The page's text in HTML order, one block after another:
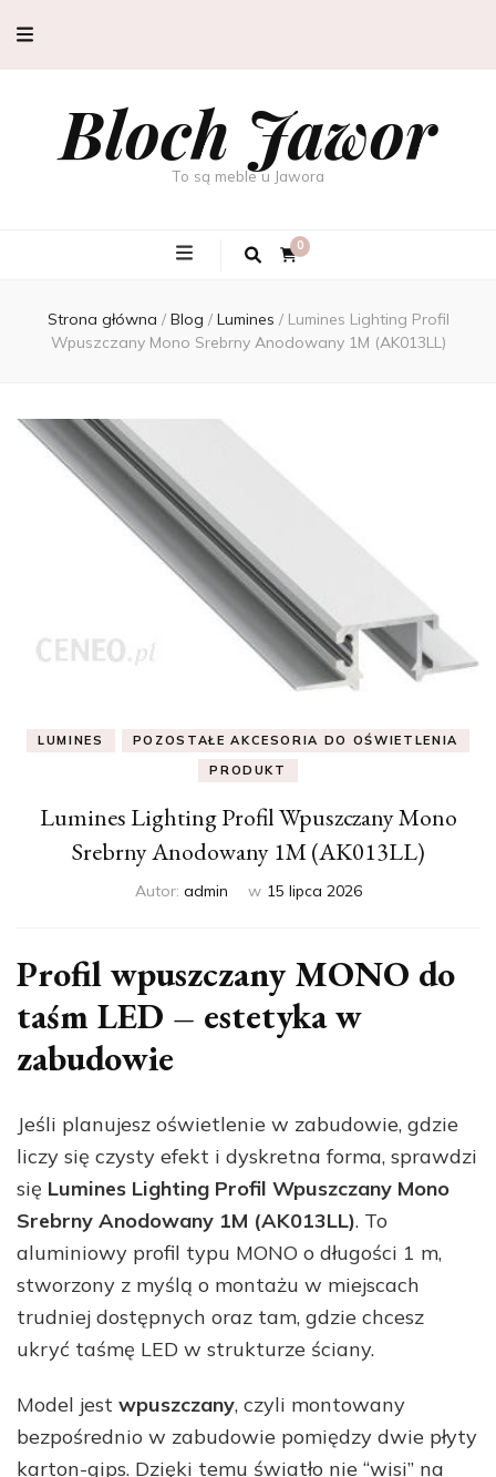
Bloch Jawor
To są meble u Jawora
0
Strona główna / Blog / Lumines / Lumines Lighting Profil
Wpuszczany Mono Srebrny Anodowany 1M (AK013LL)
LUMINES
POZOSTAŁE AKCESORIA DO OŚWIETLENIA
PRODUKT
Lumines Lighting Profil Wpuszczany Mono
Srebrny Anodowany 1M (AK013LL)
Autor: admin w 15 lipca 2026
Profil wpuszczany MONO do
taśm LED – estetyka w
zabudowie
Jeśli planujesz oświetlenie w zabudowie, gdzie
liczy się czysty efekt i dyskretna forma, sprawdzi
się Lumines Lighting Profil Wpuszczany Mono
Srebrny Anodowany 1M (AK013LL). To
aluminiowy profil typu MONO o długości 1 m,
stworzony z myślą o montażu w miejscach
trudniej dostępnych oraz tam, gdzie chcesz
ukryć taśmę LED w strukturze ściany.
Model jest wpuszczany, czyli montowany
bezpośrednio w zabudowie pomiędzy dwie płyty
karton-gips. Dzięki temu światło nie “wisi” na